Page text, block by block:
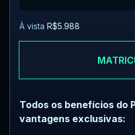
À vista R$5.988
Todos os benefícios do
vantagens exclusivas: